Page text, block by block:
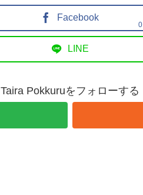
Facebook
0
LINE
Taira Pokkuruをフォローする